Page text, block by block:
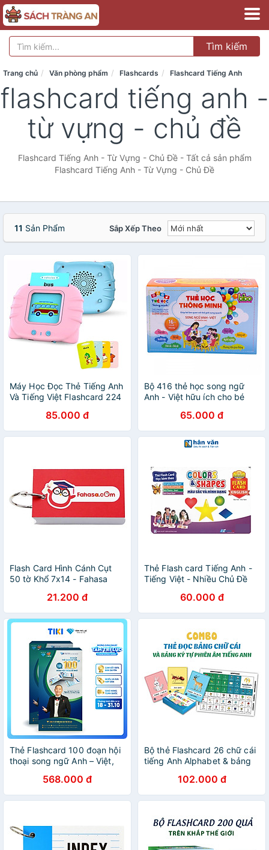
Tìm kiếm
Trang chủ Văn phòng phẩm Flashcards Flashcard Tiếng Anh
flashcard tiếng anh -
từ vựng - chủ đề
Flashcard Tiếng Anh - Từ Vựng - Chủ Đề - Tất cả sản phẩm
Flashcard Tiếng Anh - Từ Vựng - Chủ Đề
11 Sản Phẩm Sắp Xếp Theo
Máy Học Đọc Thẻ Tiếng Anh
Và Tiếng Việt Flashcard 224
85.000 đ
Bộ 416 thẻ học song ngữ
Anh - Việt hữu ích cho bé
65.000 đ
Flash Card Hình Cánh Cụt
50 tờ Khổ 7x14 - Fahasa
21.200 đ
Thẻ Flash card Tiếng Anh -
Tiếng Việt - Nhiều Chủ Đề
60.000 đ
Thẻ Flashcard 100 đoạn hội
thoại song ngữ Anh – Việt,
giao tiếp568.000 đ
Bộ thẻ Flashcard 26 chữ cái
tiếng Anh Alphabet & bảng
102.000 đ